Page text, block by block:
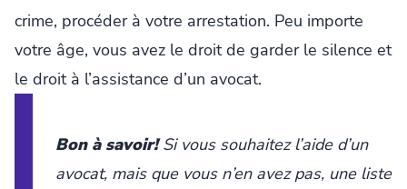
crime, procéder à votre arrestation. Peu importe
votre âge, vous avez le droit de garder le silence et
le droit à l’assistance d’un avocat.
Bon à savoir!Si vous souhaitez l’aide d’un
avocat, mais que vous n’en avez pas, une liste